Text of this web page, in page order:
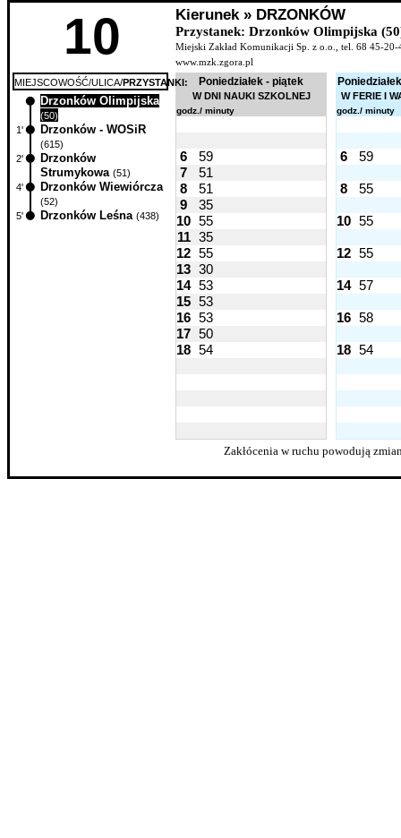
10 Kierunek » DRZONKÓW
Przystanek: Drzonków Olimpijska
Miejski Zakład Komunikacji Sp. z o.o., tel. 68 45-20-
www.mzk.zgora.pl
MIEJSCOWOŚĆ/ULICA/PRZYSTANKI:
Drzonków Olimpijska
(50)
1'
Drzonków - WOSiR
(615)
2'
Drzonków
Strumykowa (51)
4'
Drzonków Wiewiórcza
(52)
5'
Drzonków Leśna (438)
Poniedziałek - piątek
W DNI NAUKI SZKOLNEJ W FERIE I
godz./ minuty godz./ minuty
6 59 6
59
7
51
8
51 8
55
9
35
10 55 10 55
11 35
12 55 12 55
13 30
14 53 14 57
15 53
16 53 16 58
17 50
18 54 18 54
Zakłócenia w ruchu powodują